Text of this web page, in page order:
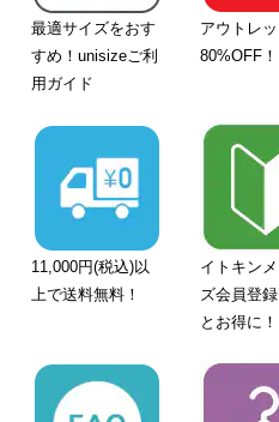
最適サイズをおす
すめ！unisizeご利
用ガイド
アウトレ
80%OFF！
11,000円(税込)以
上で送料無料！
イトキン
ズ会員登
とお得に！